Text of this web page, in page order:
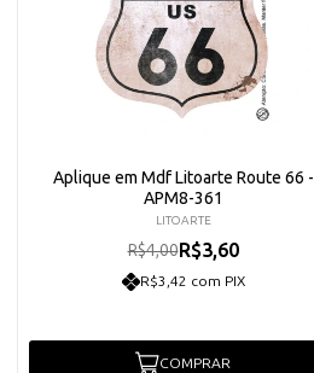
Aplique em Mdf Litoarte Route 66 -
APM8-361
LITOARTE
R$4,00R$3,60
R$3,42 com PIX
COMPRAR